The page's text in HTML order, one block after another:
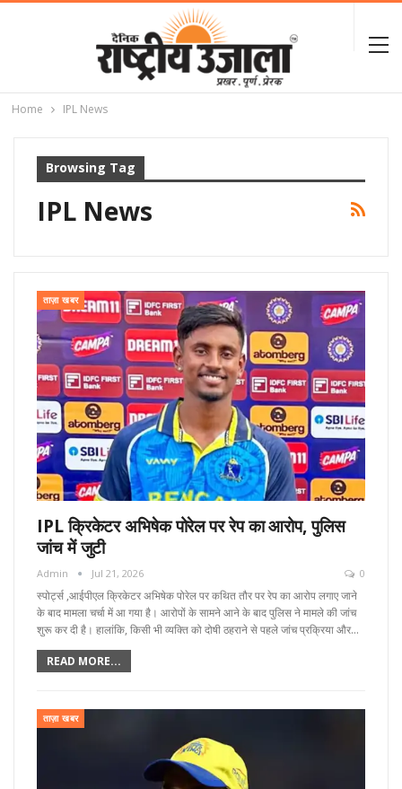
Home IPL News
Browsing Tag
IPL News
ताज़ा खबर
IPL क्रिकेटर अभिषेक पोरेल पर रेप का आरोप, पुलिस
जांच में जुटी
Admin Jul 21, 2026 0
स्पोर्ट्स ,आईपीएल क्रिकेटर अभिषेक पोरेल पर कथित तौर पर रेप का आरोप लगाए जाने
के बाद मामला चर्चा में आ गया है। आरोपों के सामने आने के बाद पुलिस ने मामले की जांच
शुरू कर दी है। हालांकि, किसी भी व्यक्ति को दोषी ठहराने से पहले जांच प्रक्रिया और…
READ MORE...
ताज़ा खबर